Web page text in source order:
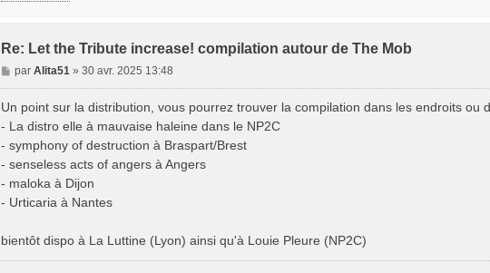
Re: Let the Tribute increase! compilation autour de The Mob
M
e
a
g
e
parAlita51 »30 avr. 2025 13:48
Un point sur la distribution, vous pourrez trouver la compilation dans les endroits ou
- La distro elle à mauvaise haleine dans le NP2C
- symphony of destruction à Braspart/Brest
- senseless acts of angers à Angers
- maloka à Dijon
- Urticaria à Nantes
bientôt dispo à La Luttine (Lyon) ainsi qu'à Louie Pleure (NP2C)